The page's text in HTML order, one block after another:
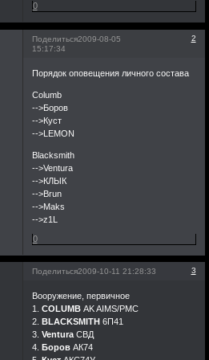
0
Поделиться 2
2009-08-05
15:17:34
Порядок оповещения личного состава
Columb
-->Боров
-->Куст
-->LEMON
Blacksmith
-->Ventura
-->КЛЫК
-->Brun
-->Maks
-->z1L
0
Поделиться 3
2009-10-11 21:28:33
Вооружение, первичное
1. COLUMB AK AIMS/PMC
2. BLACKSMITH6П41
3. VenturaСВД
4. БоровАК74